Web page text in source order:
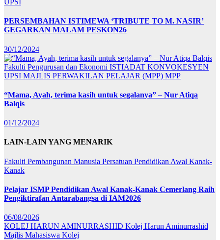
UPSI
PERSEMBAHAN ISTIMEWA ‘TRIBUTE TO M. NASIR’
GEGARKAN MALAM PESKON26
30/12/2024
Fakulti Pengurusan dan Ekonomi ISTIADAT KONVOKESYEN
UPSI MAJLIS PERWAKILAN PELAJAR (MPP) MPP
“Mama, Ayah, terima kasih untuk segalanya” – Nur Atiqa
Balqis
01/12/2024
LAIN-LAIN YANG MENARIK
Fakulti Pembangunan Manusia Persatuan Pendidikan Awal Kanak-
Kanak
Pelajar ISMP Pendidikan Awal Kanak-Kanak Cemerlang Raih
Pengiktirafan Antarabangsa di IAM2026
06/08/2026
KOLEJ HARUN AMINURRASHID Kolej Harun Aminurrashid
Majlis Mahasiswa Kolej